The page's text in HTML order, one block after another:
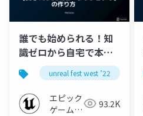
誰でも始められる！知
識ゼロから自宅で本格
【実写+3DCGミュージ
ックビデオ】の作り方
【UNREAL FEST WEST
’22】
unreal fest west ’22
エピック
ゲームズ
93.2K